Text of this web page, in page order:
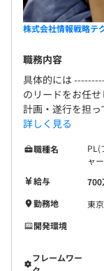
株式会社情報戦略テ
職務内容
具体的には
のリードをお任
計画・遂行を担
詳しく見る
職種名
PL(
ャ
給与
700
勤務地
東
開発環境
フレームワー